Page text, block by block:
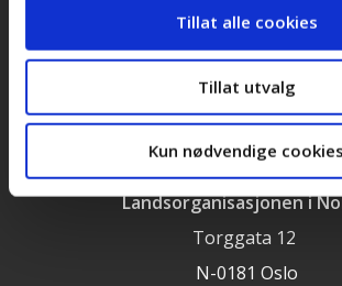
Tillat alle cookies
Tillat utvalg
Kun nødvendige cookies
Landsorganisasjonen i
Torggata 12
N-0181 Oslo
Personvernerklæring
Cookieerklæring
LOs handlingsprogram og uttalelser